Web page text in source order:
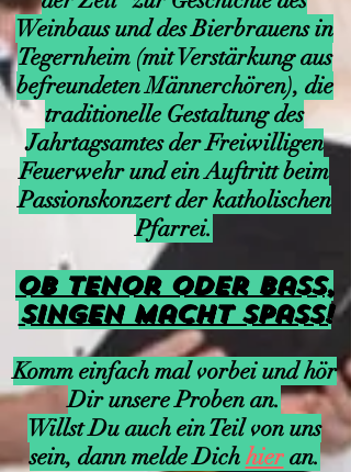
Weinbaus und des Bierbrauens in
Tegernheim (mit Verstärkung aus
befreundeten Männerchören), die
traditionelle Gestaltung des
Jahrtagsamtes der Freiwilligen
Feuerwehr und ein Auftritt beim
Passionskonzert der katholischen
Pfarrei.
Ob Tenor oder Bass,
Singen macht SpaSS!
Komm einfach mal vorbei und hör
Dir unsere Proben an.
Willst Du auch ein Teil von uns
sein, dann melde Dich hieran.